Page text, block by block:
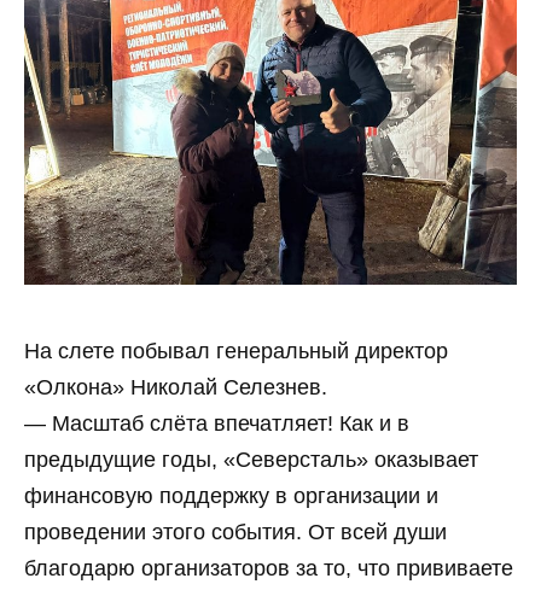
На слете побывал генеральный директор
«Олкона» Николай Селезнев.
— Масштаб слёта впечатляет! Как и в
предыдущие годы, «Северсталь» оказывает
финансовую поддержку в организации и
проведении этого события. От всей души
благодарю организаторов за то, что прививаете